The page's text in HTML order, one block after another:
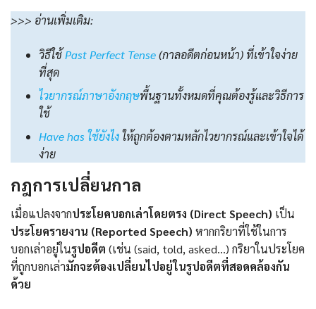
>>> อ่านเพิ่มเติม:
วิธีใช้Past Perfect Tense(กาลอดีตก่อนหน้า) ที่เข้าใจง่าย
ที่สุด
ไวยากรณ์ภาษาอังกฤษพื้นฐานทั้งหมดที่คุณต้องรู้และวิธีการ
ใช้
Have has ใช้ยังไงให้ถูกต้องตามหลักไวยากรณ์และเข้าใจได้
ง่าย
กฎการเปลี่ยนกาล
เมื่อแปลงจากประโยคบอกเล่าโดยตรง (Direct Speech) เป็น
ประโยครายงาน (Reported Speech) หากกริยาที่ใช้ในการ
บอกเล่าอยู่ในรูปอดีต (เช่น (said, told, asked…) กริยาในประโยค
ที่ถูกบอกเล่ามักจะต้องเปลี่ยนไปอยู่ในรูปอดีตที่สอดคล้องกัน
ด้วย